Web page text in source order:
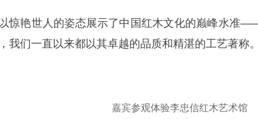
惊艳世人的姿态展示了中国红木文化的巅峰水准
我们一直以来都以其卓越的品质和精湛的工艺著称。
嘉宾参观体验李忠信红木艺术馆